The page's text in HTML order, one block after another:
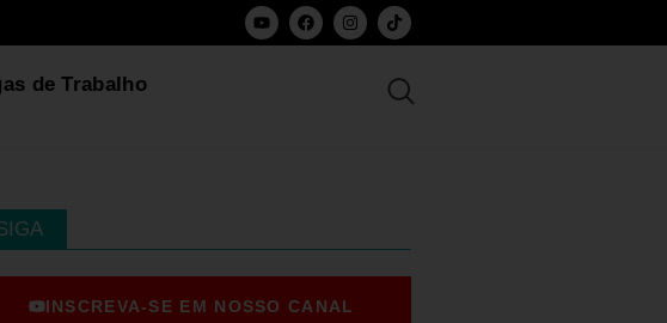
de Trabalho
INSCREVA-SE EM NOSSO CANAL